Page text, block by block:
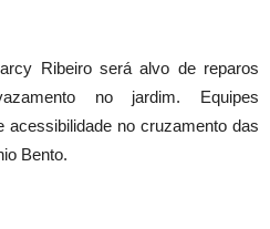
Ribeiro será alvo de reparos
no jardim. Equipes
no cruzamento das
Bento.